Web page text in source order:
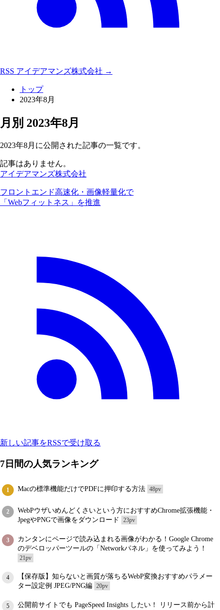
RSS アイデアマンズ株式会社 →
トップ
2023年8月
月別 2023年8月
2023年8月に公開された記事の一覧です。
記事はありません。
アイデアマンズ株式会社
フロントエンド高速化・画像軽量化で
「Webフィットネス」を推進
新しい記事をRSSで受け取る
7日間の人気ランキング
1 Macの標準機能だけでPDFに押印する方法 48pv
2
WebPウザいめんどくさいという方におすすめChrome拡張機能・
JpegやPNGで画像をダウンロード
23pv
3
カンタンにページで読み込まれる画像がわかる！Google Chrome
のデベロッパーツールの「Networkパネル」を使ってみよう！
21pv
4
【保存版】知らないと画質が落ちるWebP変換おすすめパラメー
ター設定例 JPEG/PNG編 20pv
5
公開前サイトでも PageSpeed Insights したい！ リリース前から計